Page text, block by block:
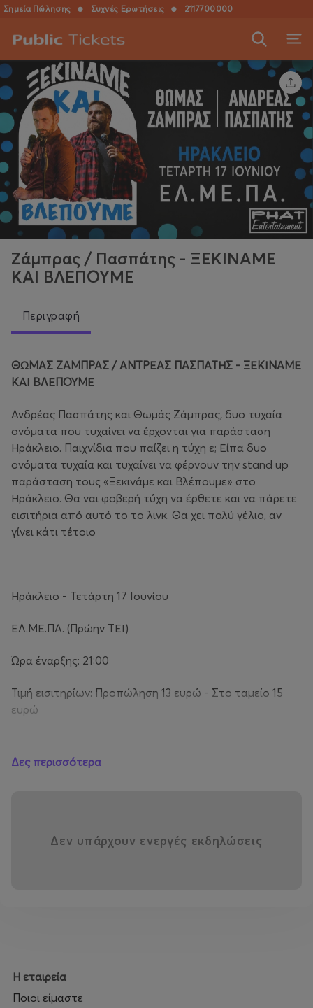
Σημεία Πώλησης ● Συχνές Ερωτήσεις ● 2117700000
Ζάμπρας / Πασπάτης - ΞΕΚΙΝΑΜΕ
ΚΑΙ ΒΛΕΠΟΥΜΕ
Περιγραφή
ΘΩΜΑΣ ΖΑΜΠΡΑΣ / ΑΝΤΡΕΑΣ ΠΑΣΠΑΤΗΣ - ΞΕΚΙΝΑΜΕ
ΚΑΙ ΒΛΕΠΟΥΜΕ
Ανδρέας Πασπάτης και Θωμάς Ζάμπρας, δυο τυχαία
ονόματα που τυχαίνει να έρχονται για παράσταση
Ηράκλειο. Παιχνίδια που παίζει η τύχη ε; Είπα δυο
ονόματα τυχαία και τυχαίνει να φέρνουν την stand up
παράσταση τους «Ξεκινάμε και Βλέπουμε» στο
Ηράκλειο. Θα ναι φοβερή τύχη να έρθετε και να πάρετε
εισιτήρια από αυτό το το λινκ. Θα χει πολύ γέλιο, αν
γίνει κάτι τέτοιο
Ηράκλειο - Τετάρτη 17 Ιουνίου
ΕΛ.ΜΕ.ΠΑ. (Πρώην ΤΕΙ)
Ώρα έναρξης: 21:00
Τιμή εισιτηρίων: Προπώληση 13 ευρώ - Στο ταμείο 15
ευρώ
Δες περισσότερα
Δεν υπάρχουν ενεργές εκδηλώσεις
Η εταιρεία
Ποιοι είμαστε